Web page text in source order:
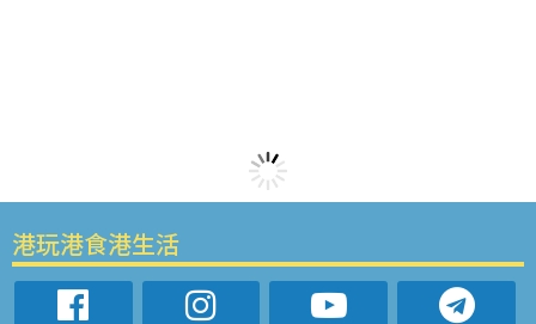
港玩港食港生活